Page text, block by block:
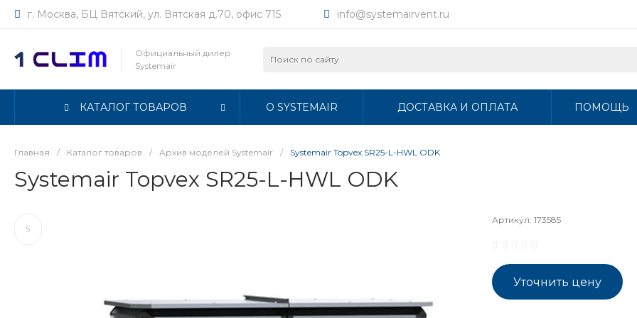
г. Москва, БЦ Вятский, ул. Вятская д.70, офис 715 info@systemairvent.ru
Официальный дилер
Systemair
КАТАЛОГ ТОВАРОВ О SYSTEMAIR ДОСТАВКА И ОПЛАТА ПОМОЩЬ
Главная / Каталог товаров / Архив моделей Systemair / Systemair Topvex SR25-L-HWL ODK
Systemair Topvex SR25-L-HWL ODK
Артикул: 173585
Уточнить цену